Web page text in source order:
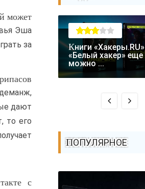
может
Эша
за
дают
то его
с
Книги «Хакеры.RU» и
«Белый хакер» еще
можно ...
ПОПУЛЯРНОЕ